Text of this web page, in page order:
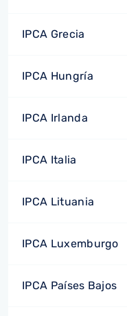
IPCA Grecia
IPCA Hungría
IPCA Irlanda
IPCA Italia
IPCA Lituania
IPCA Luxemburgo
IPCA Países Bajos